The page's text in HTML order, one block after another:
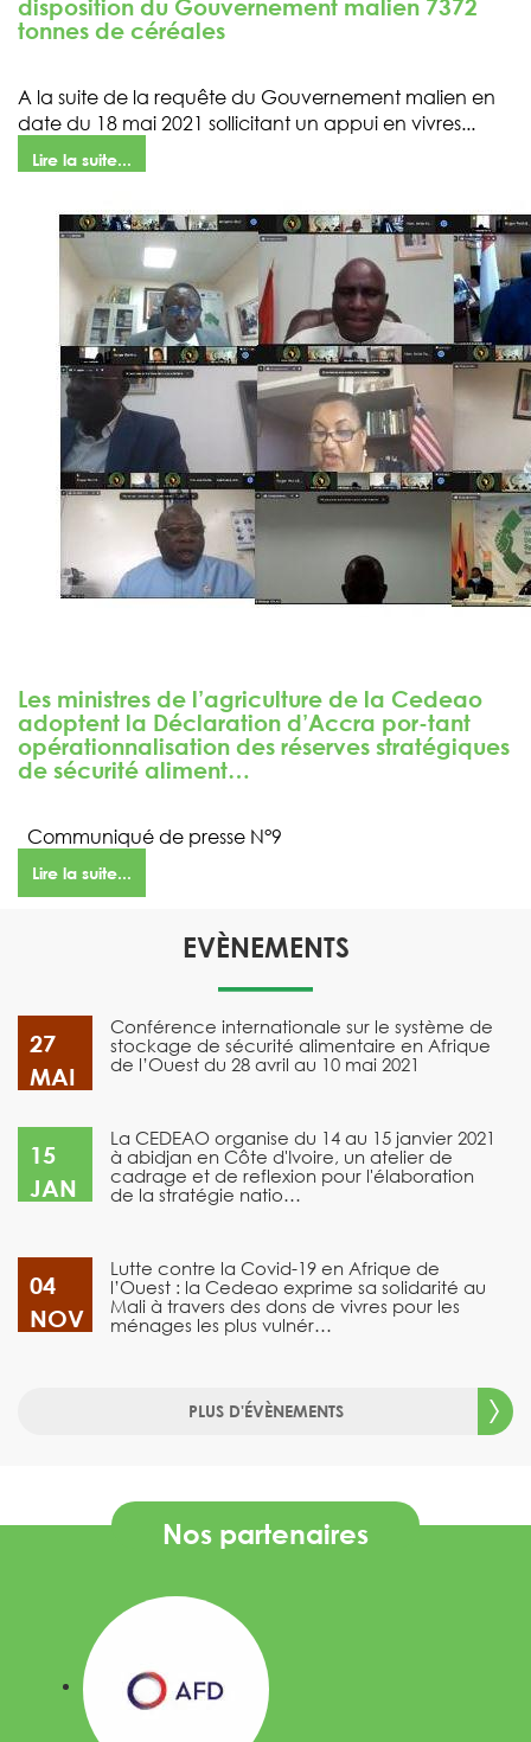
disposition du Gouvernement malien 7372
tonnes de céréales
A la suite de la requête du Gouvernement malien en
date du 18 mai 2021 sollicitant un appui en vivres...
Lire la suite...
Les ministres de l’agriculture de la Cedeao
adoptent la Déclaration d’Accra por-tant
opérationnalisation des réserves stratégiques
de sécurité aliment…
Communiqué de presse N°9
Lire la suite...
EVÈNEMENTS
27
MAI
Conférence internationale sur le système de
stockage de sécurité alimentaire en Afrique
de l’Ouest du 28 avril au 10 mai 2021
15
JAN
La CEDEAO organise du 14 au 15 janvier 2021
à abidjan en Côte d'Ivoire, un atelier de
cadrage et de reflexion pour l'élaboration
de la stratégie natio…
04
NOV
Lutte contre la Covid-19 en Afrique de
l’Ouest : la Cedeao exprime sa solidarité au
Mali à travers des dons de vivres pour les
ménages les plus vulnér…
PLUS D'ÉVÈNEMENTS
Nos partenaires